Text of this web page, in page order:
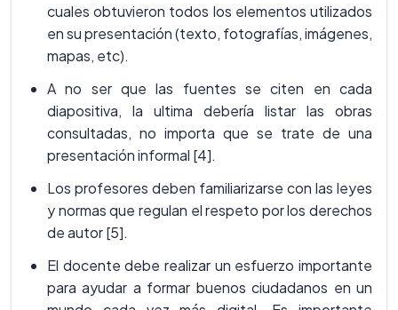
cuales obtuvieron todos los elementos utilizados
en su presentación (texto, fotografías, imágenes,
mapas, etc).
A no ser que las fuentes se citen en cada
diapositiva, la ultima debería listar las obras
consultadas, no importa que se trate de una
presentación informal [4].
Los profesores deben familiarizarse con las leyes
y normas que regulan el respeto por los derechos
de autor [5].
El docente debe realizar un esfuerzo importante
para ayudar a formar buenos ciudadanos en un